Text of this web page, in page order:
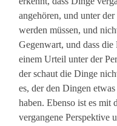
angehören, und unter
werden müssen, und
Gegenwart, und dass
einem Urteil unter der
der schaut die Dinge
es, der den Dingen
haben. Ebenso ist es mit
vergangene Perspektive